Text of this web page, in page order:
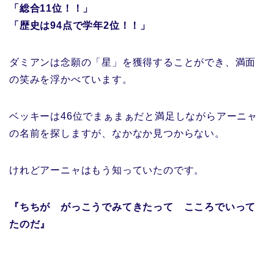
「総合11位！！」
「歴史は94点で学年2位！！」
ダミアンは念願の「星」を獲得することができ、満面
の笑みを浮かべています。
ベッキーは46位でまぁまぁだと満足しながらアーニャ
の名前を探しますが、なかなか見つからない。
けれどアーニャはもう知っていたのです。
『ちちが がっこうでみてきたって こころでいって
たのだ』